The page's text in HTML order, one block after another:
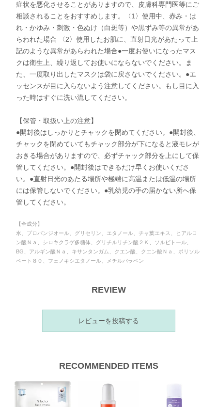
症状を悪化させることがありますので、皮膚科専門医等にご
相談されることをおすすめします。〈1〉使用中、赤み・は
れ・かゆみ・刺激・色ぬけ（白斑等）や黒ずみ等の異常があ
らわれた場合 〈2〉使用したお肌に、直射日光があたって上
記のような異常があらわれた場合●一度お使いになったマス
クは衛生上、繰り返してお使いにならないでください。ま
た、一度取り出したマスクは袋に戻さないでください。●エ
ッセンスが目に入らないよう注意してください。もし目に入
った時はすぐに洗い流してください。
【保管・取扱い上の注意】
●開封後はしっかりとチャックを閉めてください。●開封後、
チャックを閉めていてもチャック部分が下になると液モレが
おきる場合がありますので、必ずチャック部分を上にして保
管してください。●開封後はできるだけ早くお使いくださ
い。●直射日光のあたる場所や極端に高温または低温の場所
には保管しないでください。●乳幼児の手の届かない所へ保
管してください。
【全成分】
水、プロパンジオール、グリセリン、エタノール、チャ葉エキス、ヒアルロ
ン酸Ｎａ、シロキクラゲ多糖体、グリチルリチン酸２Ｋ、ソルビトール、
BG、アルギン酸Ｎａ、キサンタンガム、クエン酸、クエン酸Ｎａ、ポリソル
ベート８０、フェノキシエタノール、メチルパラベン
REVIEW
レビューを投稿する
RECOMMENDED ITEMS